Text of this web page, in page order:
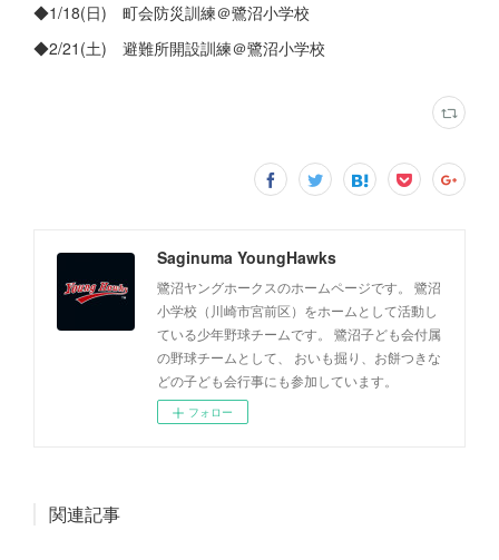
◆1/18(日) 町会防災訓練＠鷺沼小学校
◆2/21(土) 避難所開設訓練＠鷺沼小学校
Saginuma YoungHawks
鷺沼ヤングホークスのホームページです。 鷺沼
小学校（川崎市宮前区）をホームとして活動し
ている少年野球チームです。 鷺沼子ども会付属
の野球チームとして、 おいも掘り、お餅つきな
どの子ども会行事にも参加しています。
フォロー
関連記事